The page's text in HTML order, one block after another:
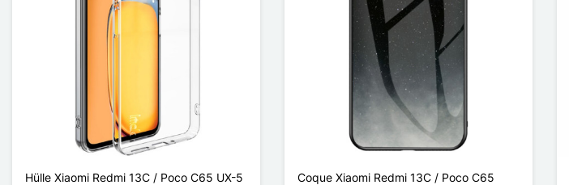
Hülle Xiaomi Redmi 13C / Poco C65 UX-5
Coque Xiaomi Redmi 13C / Poco C65